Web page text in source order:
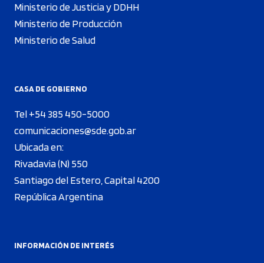
Ministerio de Justicia y DDHH
Ministerio de Producción
Ministerio de Salud
CASA DE GOBIERNO
Tel +54 385 450-5000
comunicaciones@sde.gob.ar
Ubicada en:
Rivadavia (N) 550
Santiago del Estero, Capital 4200
República Argentina
INFORMACIÓN DE INTERÉS